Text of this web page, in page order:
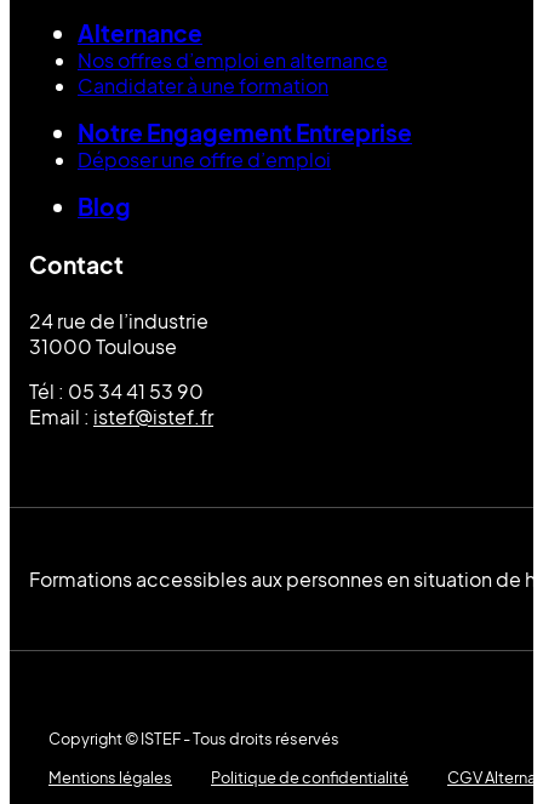
Alternance
Nos offres d’emploi en alternance
Candidater à une formation
Notre Engagement Entreprise
Déposer une offre d’emploi
Blog
Contact
24 rue de l’industrie
31000 Toulouse
Tél : 05 34 41 53 90
Email : istef@istef.fr
Formations accessibles aux personnes en situation de
Copyright © ISTEF - Tous droits réservés
Mentions légales
Politique de confidentialité CGV